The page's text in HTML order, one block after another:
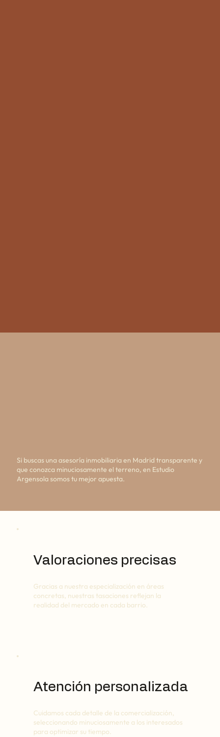
Valoraciones precisas
Gracias a nuestra especialización en áreas
concretas, nuestras tasaciones reflejan la
realidad del mercado en cada barrio.
Atención personalizada
Cuidamos cada detalle de la comercialización,
seleccionando minuciosamente a los interesados
para optimizar su tiempo.
Si buscas una asesoría inmobiliaria en Madrid transparente y
que conozca minuciosamente el terreno, en Estudio
Argensola somos tu mejor apuesta.